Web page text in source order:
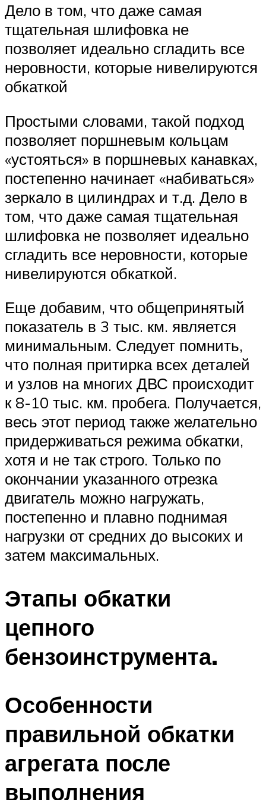
Дело в том, что даже самая
тщательная шлифовка не
позволяет идеально сгладить все
неровности, которые нивелируются
обкаткой
Простыми словами, такой подход
позволяет поршневым кольцам
«устояться» в поршневых канавках,
постепенно начинает «набиваться»
зеркало в цилиндрах и т.д. Дело в
том, что даже самая тщательная
шлифовка не позволяет идеально
сгладить все неровности, которые
нивелируются обкаткой.
Еще добавим, что общепринятый
показатель в 3 тыс. км. является
минимальным. Следует помнить,
что полная притирка всех деталей
и узлов на многих ДВС происходит
к 8-10 тыс. км. пробега. Получается,
весь этот период также желательно
придерживаться режима обкатки,
хотя и не так строго. Только по
окончании указанного отрезка
двигатель можно нагружать,
постепенно и плавно поднимая
нагрузки от средних до высоких и
затем максимальных.
Этапы обкатки
цепного
бензоинструмента.
Особенности
правильной обкатки
агрегата после
выполнения